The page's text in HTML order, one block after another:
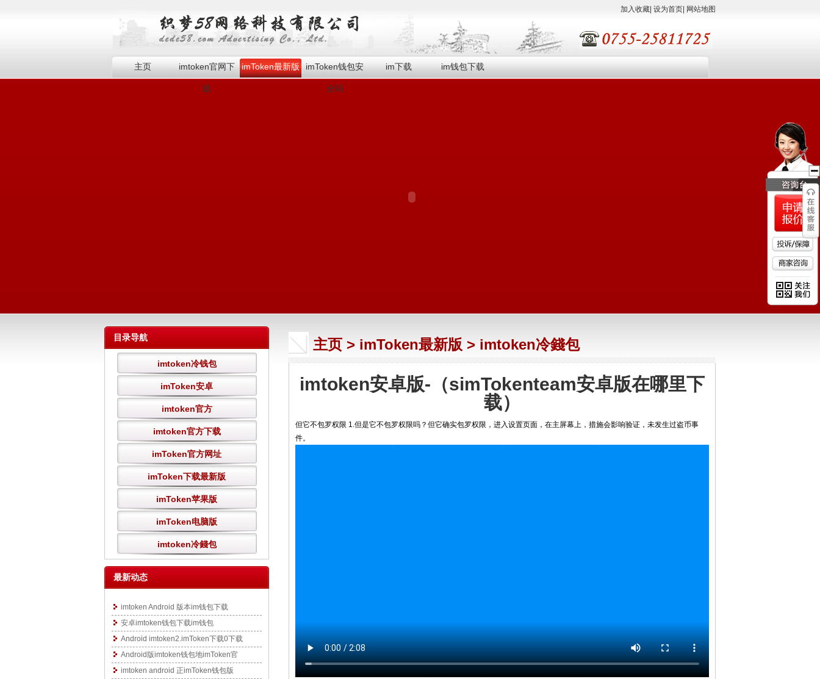
加入收藏 设为首页 网站地图
主页 imtoken官网下
载
imToken最新版 imToken钱包安
全吗
im下载 im钱包下载
目录导航
imtoken冷钱包
imToken安卓
imtoken官方
imtoken官方下载
imToken官方网址
imToken下载最新版
imToken苹果版
imToken电脑版
imtoken冷錢包
最新动态
imtoken Android 版本im钱包下载
安卓imtoken钱包下载im钱包
Android imtoken2.imToken下载0下载
Android版imtoken钱包地imToken官
imtoken android 正imToken钱包版
主页 > imToken最新版 > imtoken冷錢包
imtoken安卓版-（simTokenteam安卓版在哪里下
载）
但它不包罗权限 1.但是它不包罗权限吗？但它确实包罗权限，进入设置页面，在主屏幕上，措施会影响验证，未发生过盗币事
件。